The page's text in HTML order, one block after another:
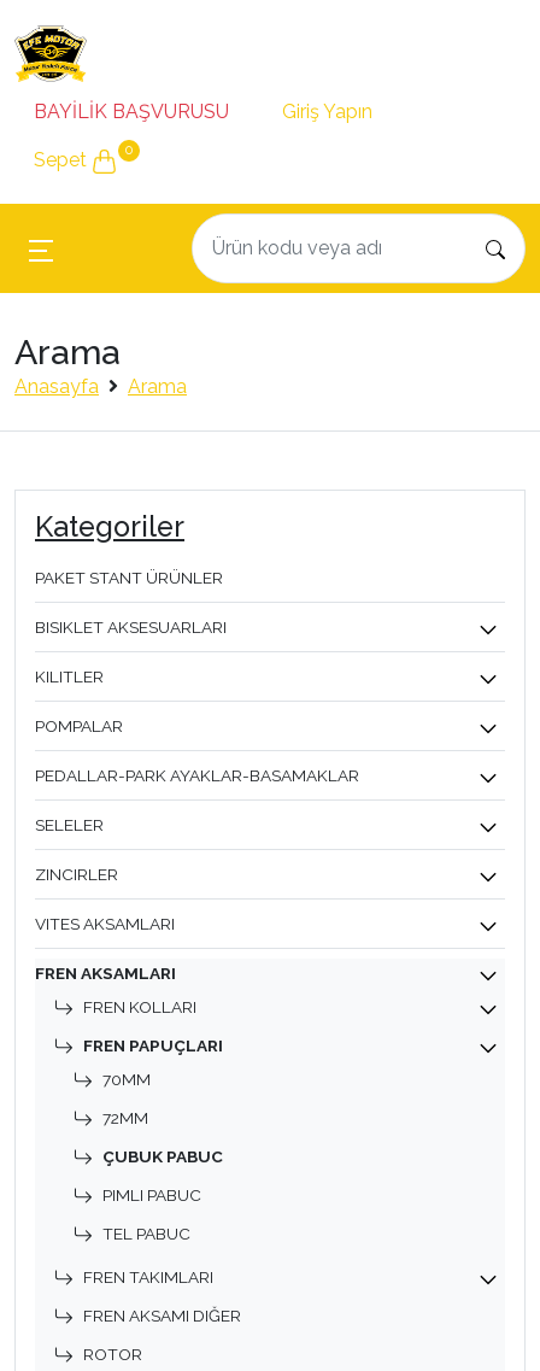
BAYİLİK BAŞVURUSU Giriş Yapın
Sepet 0
Arama
Anasayfa Arama
Kategoriler
PAKET STANT ÜRÜNLER
BISIKLET AKSESUARLARI
KILITLER
POMPALAR
PEDALLAR-PARK AYAKLAR-BASAMAKLAR
SELELER
ZINCIRLER
VITES AKSAMLARI
FREN AKSAMLARI
FREN KOLLARI
FREN PAPUÇLARI
70MM
72MM
ÇUBUK PABUC
PIMLI PABUC
TEL PABUC
FREN TAKIMLARI
FREN AKSAMI DIĞER
ROTOR